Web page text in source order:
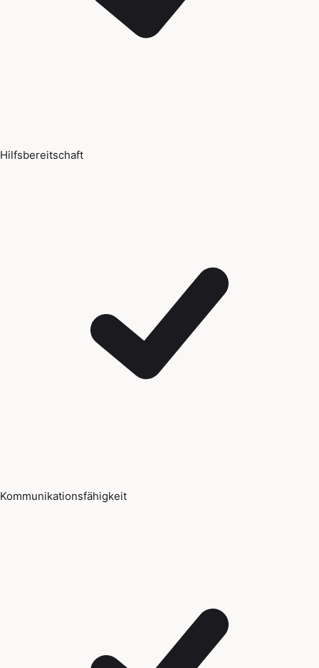
Hilfsbereitschaft
Kommunikationsfähigkeit